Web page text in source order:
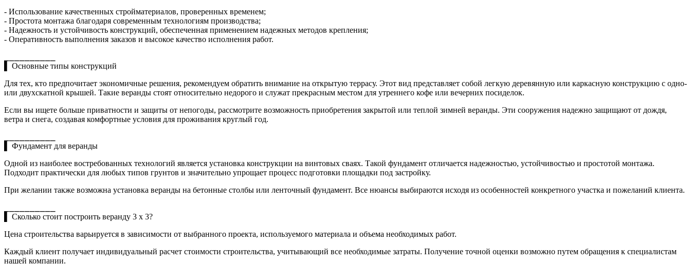
- Использование качественных стройматериалов, проверенных временем;
- Простота монтажа благодаря современным технологиям производства;
- Надежность и устойчивость конструкций, обеспеченная применением надежных методов крепления;
- Оперативность выполнения заказов и высокое качество исполнения работ.
▌ Основные типы конструкций
Для тех, кто предпочитает экономичные решения, рекомендуем обратить внимание на открытую террасу. Этот вид представляет собой легкую деревянную или каркасную конструкцию с одно-
или двухскатной крышей. Такие веранды стоят относительно недорого и служат прекрасным местом для утреннего кофе или вечерних посиделок.
Если вы ищете больше приватности и защиты от непогоды, рассмотрите возможность приобретения закрытой или теплой зимней веранды. Эти сооружения надежно защищают от дождя,
ветра и снега, создавая комфортные условия для проживания круглый год.
▌ Фундамент для веранды
Одной из наиболее востребованных технологий является установка конструкции на винтовых сваях. Такой фундамент отличается надежностью, устойчивостью и простотой монтажа.
Подходит практически для любых типов грунтов и значительно упрощает процесс подготовки площадки под застройку.
При желании также возможна установка веранды на бетонные столбы или ленточный фундамент. Все нюансы выбираются исходя из особенностей конкретного участка и пожеланий клиента.
▌ Сколько стоит построить веранду 3 х 3?
Цена строительства варьируется в зависимости от выбранного проекта, используемого материала и объема необходимых работ.
Каждый клиент получает индивидуальный расчет стоимости строительства, учитывающий все необходимые затраты. Получение точной оценки возможно путем обращения к специалистам
нашей компании.